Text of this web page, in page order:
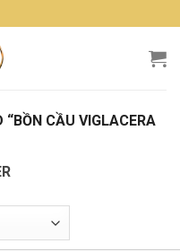
“BỒN CẦU VIGLACERA